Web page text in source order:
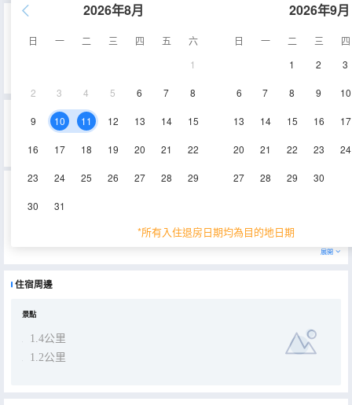
2026年8月
日 一 二 三 四 五
六
1
2 3 4 5 6 7 8
9 10 11 12 13 14 15
16 17 18 19 20 21 22
23 24 25 26 27 28 29
30 31
2026年9月
日 一 二 三
四
1
2 3
6 7 8 9 10
13 14 15 16 17
20 21 22 23 24
27 28 29 30
*所有入住退房日期均為目的地日期
重要資訊
城市重要資訊
吉隆坡蘇珊娜武吉免登CoLiving公寓的真實住客評論(0)
0%的人推薦
清潔度 服務 設施
吉隆坡蘇珊娜武吉免登CoLiving公寓(CoLiving @ Suasana Bukit Bintang
吉隆坡蘇珊娜武吉錫蘭CoLiving公寓是位於吉隆坡武吉免登的一家公寓。酒店地理位置優越，距離吉隆坡國際機場需49
分鐘左右的車程，而吉隆坡中央火車站僅需10分鐘左右的車程。酒店周圍交通便捷，客人可選擇乘搭出租車或火車遊覽
吉隆坡市內著名景點，如吉隆坡塔，雙峯塔，陽光廣場等。酒店設計舒適，並配有空調，電視，房內保險箱，小冰箱等
展開
住宿周邊
景點
1.4公里
1.2公里